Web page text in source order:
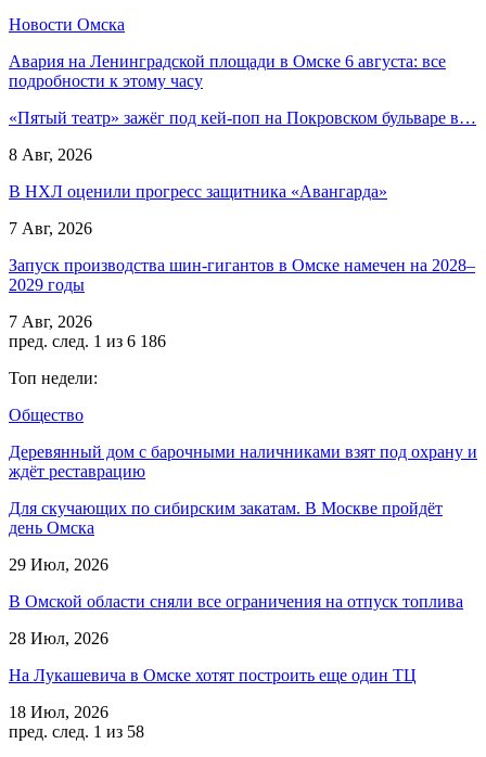
Новости Омска
Авария на Ленинградской площади в Омске 6 августа: все
подробности к этому часу
«Пятый театр» зажёг под кей-поп на Покровском бульваре в…
8 Авг, 2026
В НХЛ оценили прогресс защитника «Авангарда»
7 Авг, 2026
Запуск производства шин-гигантов в Омске намечен на 2028–
2029 годы
7 Авг, 2026
пред. след. 1 из 6 186
Топ недели:
Общество
Деревянный дом с барочными наличниками взят под охрану и
ждёт реставрацию
Для скучающих по сибирским закатам. В Москве пройдёт
день Омска
29 Июл, 2026
В Омской области сняли все ограничения на отпуск топлива
28 Июл, 2026
На Лукашевича в Омске хотят построить еще один ТЦ
18 Июл, 2026
пред. след. 1 из 58